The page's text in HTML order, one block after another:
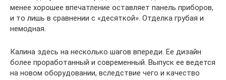
менее хорошее впечатление оставляет панель приборов,
и то лишь в сравнении с «десяткой». Отделка грубая и
немодная.
Калина здесь на несколько шагов впереди. Ее дизайн
более проработанный и современный. Выпуск ее ведется
на новом оборудовании, вследствие чего и качество